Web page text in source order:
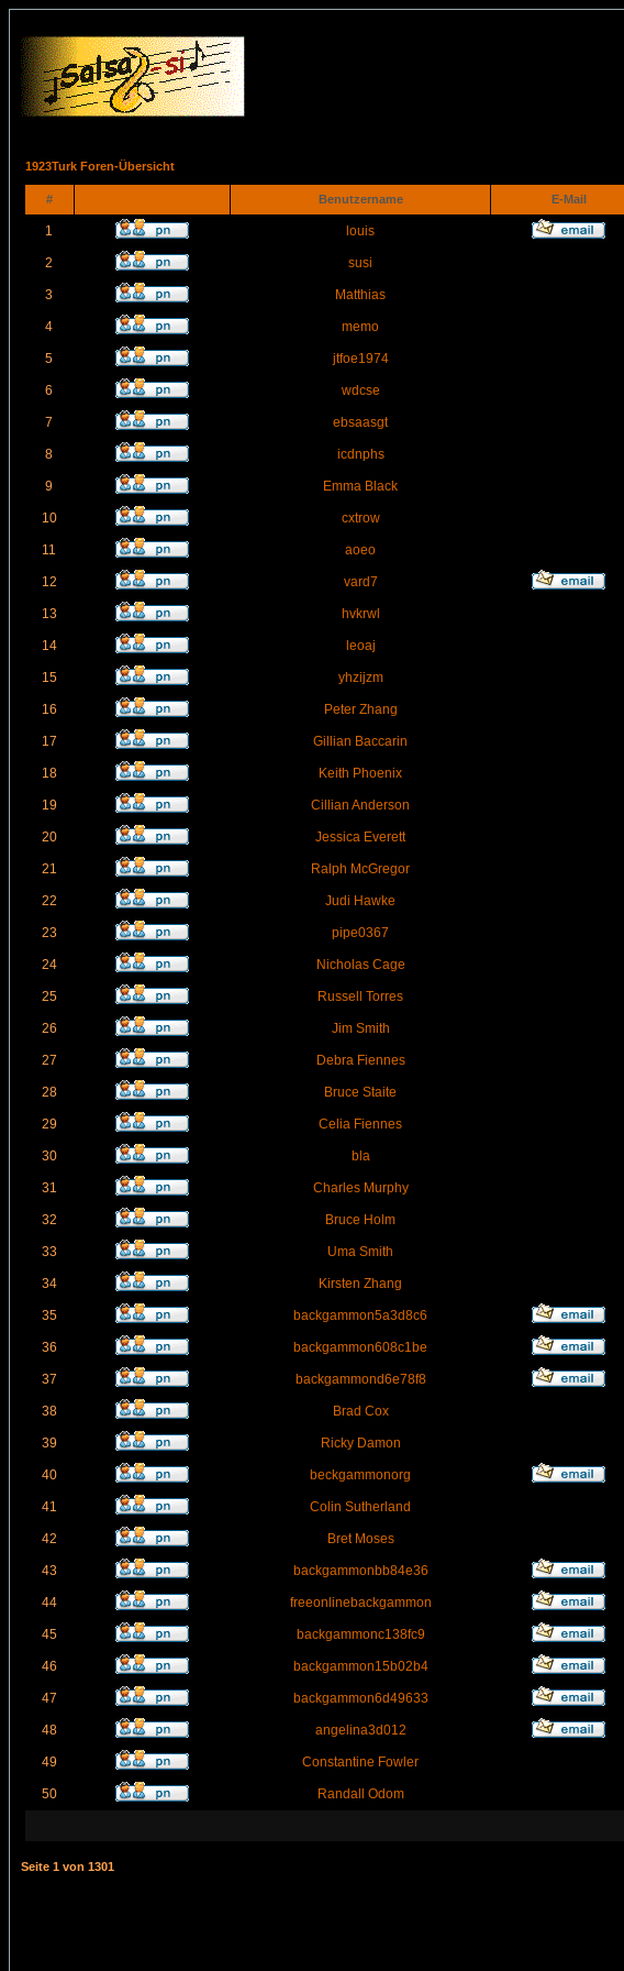
1923Turk Foren-Übersicht
# Benutzername E-Mail
1 louis
2 susi
3 Matthias
4 memo
5 jtfoe1974
6 wdcse
7 ebsaasgt
8 icdnphs
9 Emma Black
10 cxtrow
11 aoeo
12 vard7
13 hvkrwl
14 leoaj
15 yhzijzm
16 Peter Zhang
17 Gillian Baccarin
18 Keith Phoenix
19 Cillian Anderson
20 Jessica Everett
21 Ralph McGregor
22 Judi Hawke
23 pipe0367
24 Nicholas Cage
25 Russell Torres
26 Jim Smith
27 Debra Fiennes
28 Bruce Staite
29 Celia Fiennes
30 bla
31 Charles Murphy
32 Bruce Holm
33 Uma Smith
34 Kirsten Zhang
35 backgammon5a3d8c6
36 backgammon608c1be
37 backgammond6e78f8
38 Brad Cox
39 Ricky Damon
40 beckgammonorg
41 Colin Sutherland
42 Bret Moses
43 backgammonbb84e36
44 freeonlinebackgammon
45 backgammonc138fc9
46 backgammon15b02b4
47 backgammon6d49633
48 angelina3d012
49 Constantine Fowler
50 Randall Odom
Seite 1 von 1301